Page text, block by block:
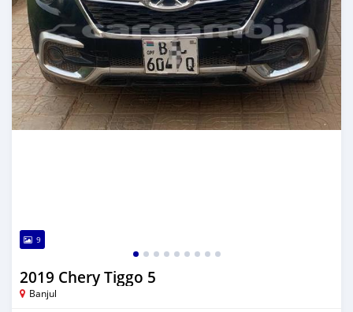
9
2019 Chery Tiggo 5
Banjul